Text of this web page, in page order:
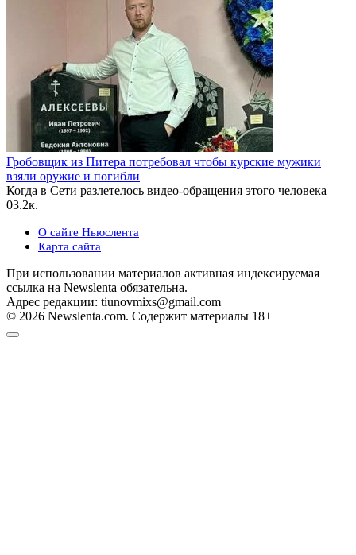
Гробовщик из Питера потребовал чтобы курские мужики
взяли оружие и погибли
Когда в Сети разлетелось видео-обращения этого человека
03.2к.
О сайте Ньюслента
Карта сайта
При использовании материалов активная индексируемая
ссылка на Newslenta обязательна.
Адрес редакции: tiunovmixs@gmail.com
© 2026 Newslenta.com. Содержит материалы 18+